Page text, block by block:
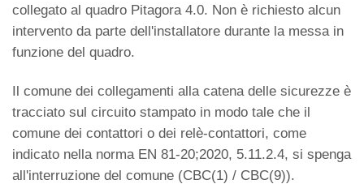
collegato al quadro Pitagora 4.0. Non è richiesto alcun
intervento da parte dell'installatore durante la messa in
funzione del quadro.
Il comune dei collegamenti alla catena delle sicurezze è
tracciato sul circuito stampato in modo tale che il
comune dei contattori o dei relè-contattori, come
indicato nella norma EN 81-20;2020, 5.11.2.4, si spenga
all'interruzione del comune (CBC(1) / CBC(9)).